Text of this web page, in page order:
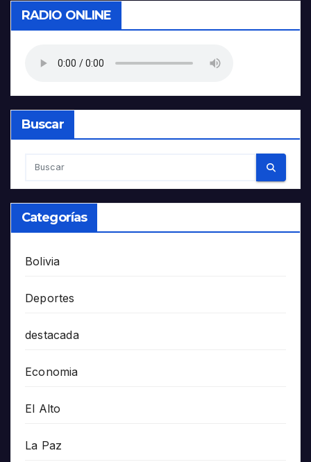
RADIO ONLINE
Buscar
Categorías
Bolivia
Deportes
destacada
Economia
El Alto
La Paz